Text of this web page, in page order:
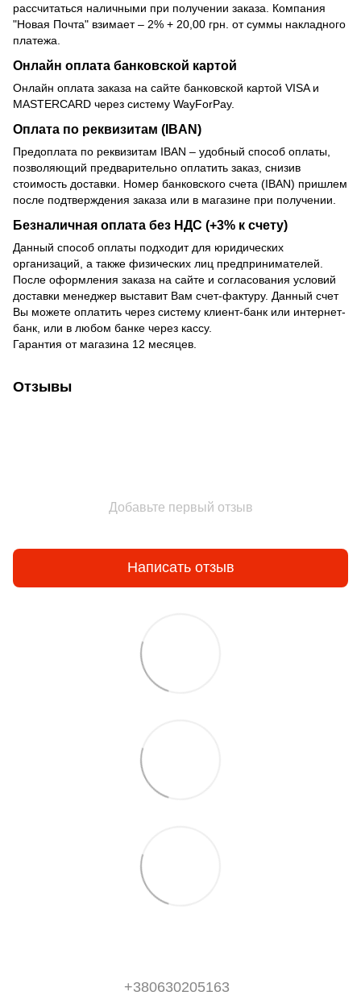
рассчитаться наличными при получении заказа. Компания
"Новая Почта" взимает – 2% + 20,00 грн. от суммы накладного
платежа.
Онлайн оплата банковской картой
Онлайн оплата заказа на сайте банковской картой VISA и
MASTERCARD через систему WayForPay.
Оплата по реквизитам (IBAN)
Предоплата по реквизитам IBAN – удобный способ оплаты,
позволяющий предварительно оплатить заказ, снизив
стоимость доставки. Номер банковского счета (IBAN) пришлем
после подтверждения заказа или в магазине при получении.
Безналичная оплата без НДС (+3% к счету)
Данный способ оплаты подходит для юридических
организаций, а также физических лиц предпринимателей.
После оформления заказа на сайте и согласования условий
доставки менеджер выставит Вам счет-фактуру. Данный счет
Вы можете оплатить через систему клиент-банк или интернет-
банк, или в любом банке через кассу.
Гарантия от магазина 12 месяцев.
Отзывы
Добавьте первый отзыв
Написать отзыв
+380630205163